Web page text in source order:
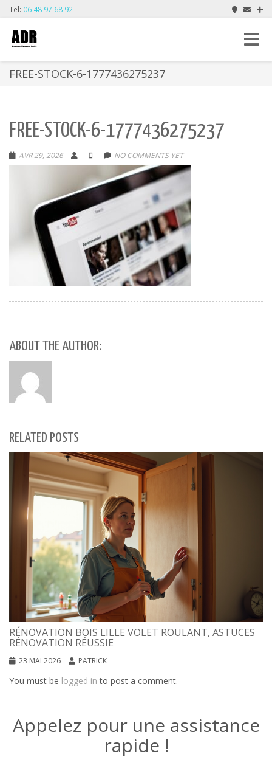
Tel: 06 48 97 68 92
Toggle
FREE-STOCK-6-1777436275237
FREE-STOCK-6-1777436275237
AVR 29, 2026 NO COMMENTS YET
ABOUT THE AUTHOR:
RELATED POSTS
RÉNOVATION BOIS LILLE VOLET ROULANT, ASTUCES
RÉNOVATION RÉUSSIE
23 MAI 2026 PATRICK
You must be logged in to post a comment.
Appelez pour une assistance
rapide !